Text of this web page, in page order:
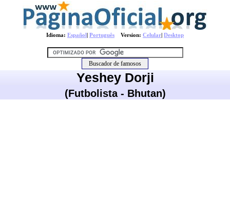
Idioma: Español| Português Version: Celular| Desktop
Yeshey Dorji
(Futbolista - Bhutan)